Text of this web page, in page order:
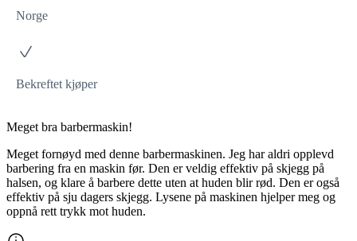
Norge
Bekreftet kjøper
Meget bra barbermaskin!
Meget fornøyd med denne barbermaskinen. Jeg har aldri opplevd
barbering fra en maskin før. Den er veldig effektiv på skjegg på
halsen, og klare å barbere dette uten at huden blir rød. Den er også
effektiv på sju dagers skjegg. Lysene på maskinen hjelper meg og
oppnå rett trykk mot huden.